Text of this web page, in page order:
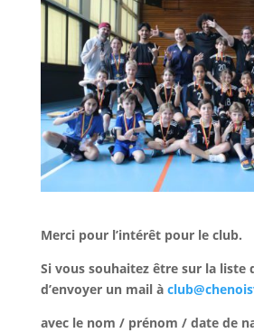
Merci pour l’intérêt pour le club.
Si vous souhaitez être sur la liste
d’envoyer un mail à
avec le nom / prénom / date de